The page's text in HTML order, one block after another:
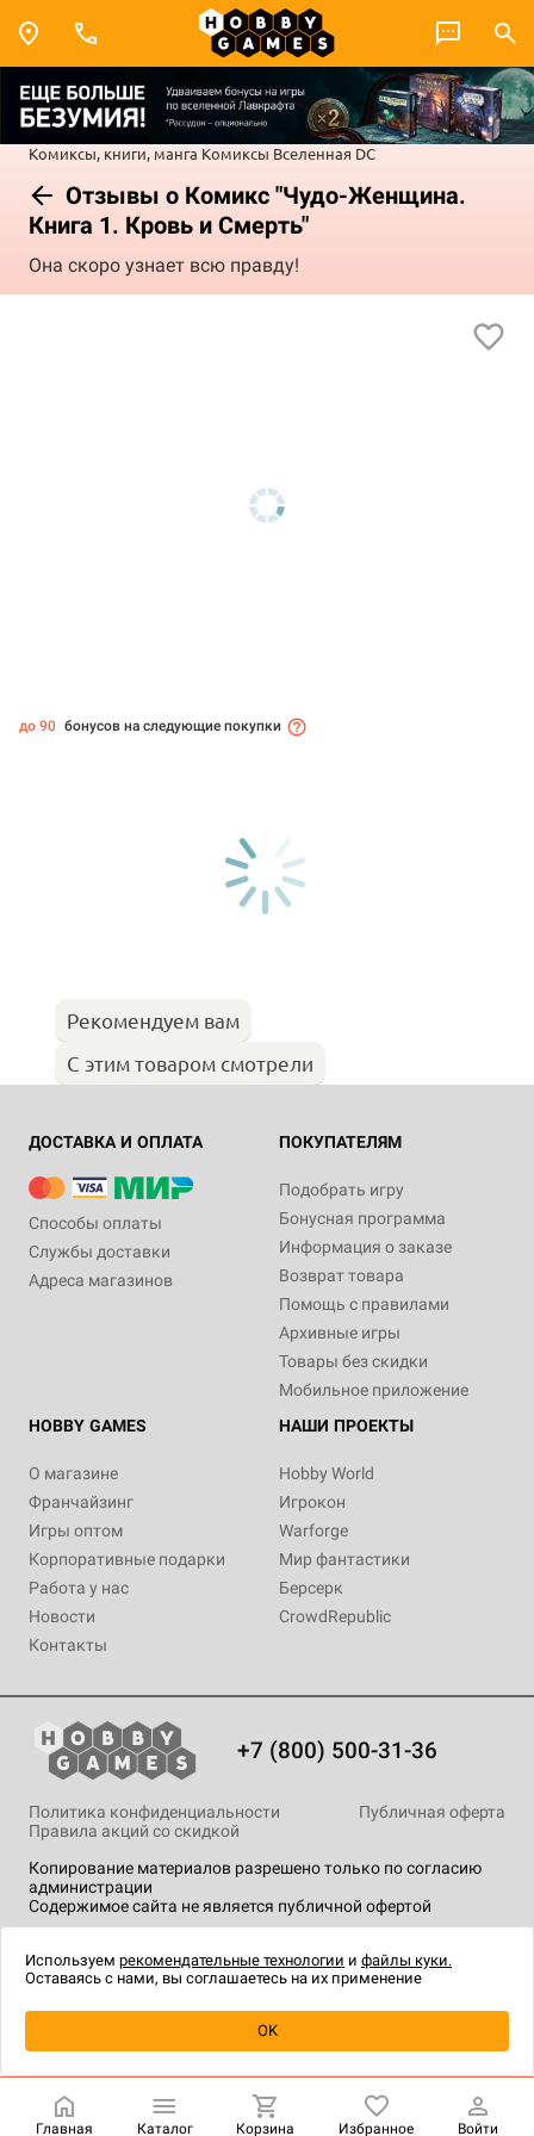
Комиксы, книги, манга Комиксы Вселенная DC
Отзывы о Комикс "Чудо-Женщина.
Книга 1. Кровь и Смерть"
Она скоро узнает всю правду!
Уведомить о наличии
до 90 бонусов на следующие покупки
Рекомендуем вам
С этим товаром смотрели
ДОСТАВКА И ОПЛАТА
Способы оплаты
Службы доставки
Адреса магазинов
ПОКУПАТЕЛЯМ
Подобрать игру
Бонусная программа
Информация о заказе
Возврат товара
Помощь с правилами
Архивные игры
Товары без скидки
Мобильное приложение
HOBBY GAMES
О магазине
Франчайзинг
Игры оптом
Корпоративные подарки
Работа у нас
Новости
Контакты
НАШИ ПРОЕКТЫ
Hobby World
Игрокон
Warforge
Мир фантастики
Берсерк
CrowdRepublic
+7 (800) 500-31-36
Копирование материалов разрешено только по согласию
администрации
Содержимое сайта не является публичной офертой
Политика конфиденциальности
Публичная оферта
Правила акций со скидкой
технологии.
Главная Каталог Корзина Избранное Войти
Используем рекомендательные технологии и файлы куки.
Оставаясь с нами, вы соглашаетесь на их применение
OK